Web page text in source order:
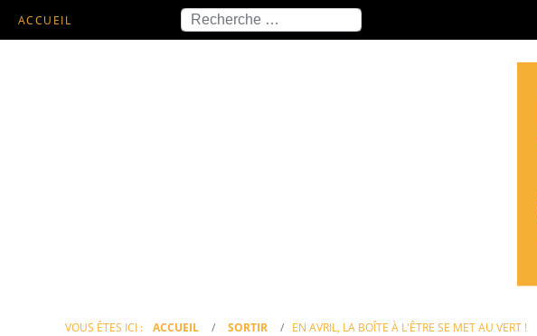
ACCUEIL Recherche
VOUS ÊTES ICI : ACCUEIL SORTIR EN AVRIL, LA BOÎTE À L'ÊTRE SE MET AU VERT !